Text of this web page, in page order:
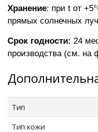
Хранение: при t от +5
прямых солнечных
Cрок годности: 24
производства (см. на
Тип
Тип кожи